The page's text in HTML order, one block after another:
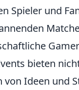
Spieler und
bieten
Ideen und